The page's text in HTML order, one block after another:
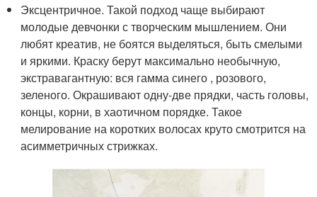
Эксцентричное. Такой подход чаще выбирают
молодые девчонки с творческим мышлением. Они
любят креатив, не боятся выделяться, быть смелыми
и яркими. Краску берут максимально необычную,
экстравагантную: вся гамма синего , розового,
зеленого. Окрашивают одну-две прядки, часть головы,
концы, корни, в хаотичном порядке. Такое
мелирование на коротких волосах круто смотрится на
асимметричных стрижках.